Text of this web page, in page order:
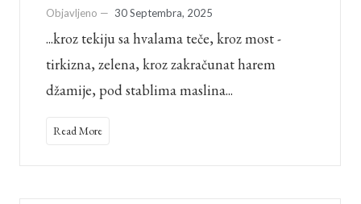
Objavljeno — 30 Septembra, 2025
...kroz tekiju sa hvalama teče, kroz most -
tirkizna, zelena, kroz zakračunat harem
džamije, pod stablima maslina...
Read More